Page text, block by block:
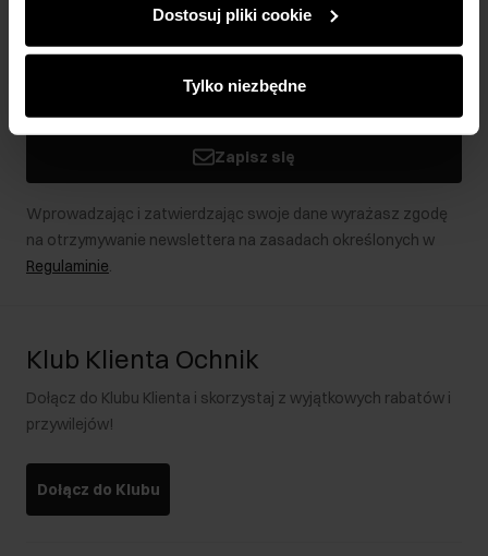
partnerom społecznościowym, reklamowym i
analitycznym. Partnerzy mogą połączyć te informacje z
podczas korzystania z ich usług.
Dostosuj pliki cookie
Tylko niezbędne
Bądź na bieżąco z nowościami i promocjami!
Zapisz się
Wprowadzając i zatwierdzając swoje dane wyrażasz zgodę
na otrzymywanie newslettera na zasadach określonych w
Regulaminie.
Klub Klienta Ochnik
Dołącz do Klubu Klienta i skorzystaj z wyjątkowych rabatów i
przywilejów!
Dołącz do Klubu